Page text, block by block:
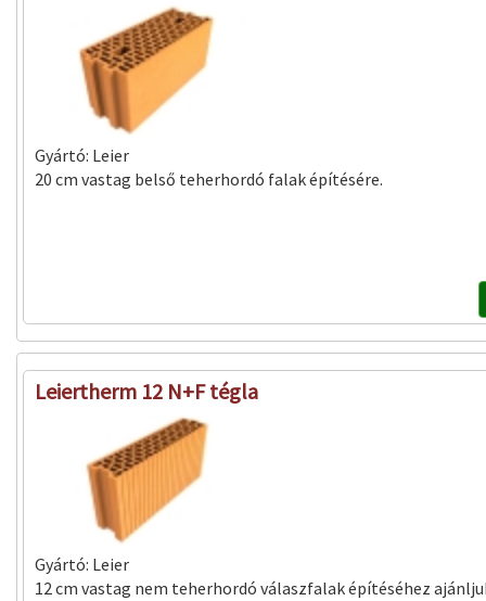
Gyártó: Leier
20 cm vastag belső teherhordó falak építésére.
Leiertherm 12 N+F tégla
Gyártó: Leier
12 cm vastag nem teherhordó válaszfalak építéséhez